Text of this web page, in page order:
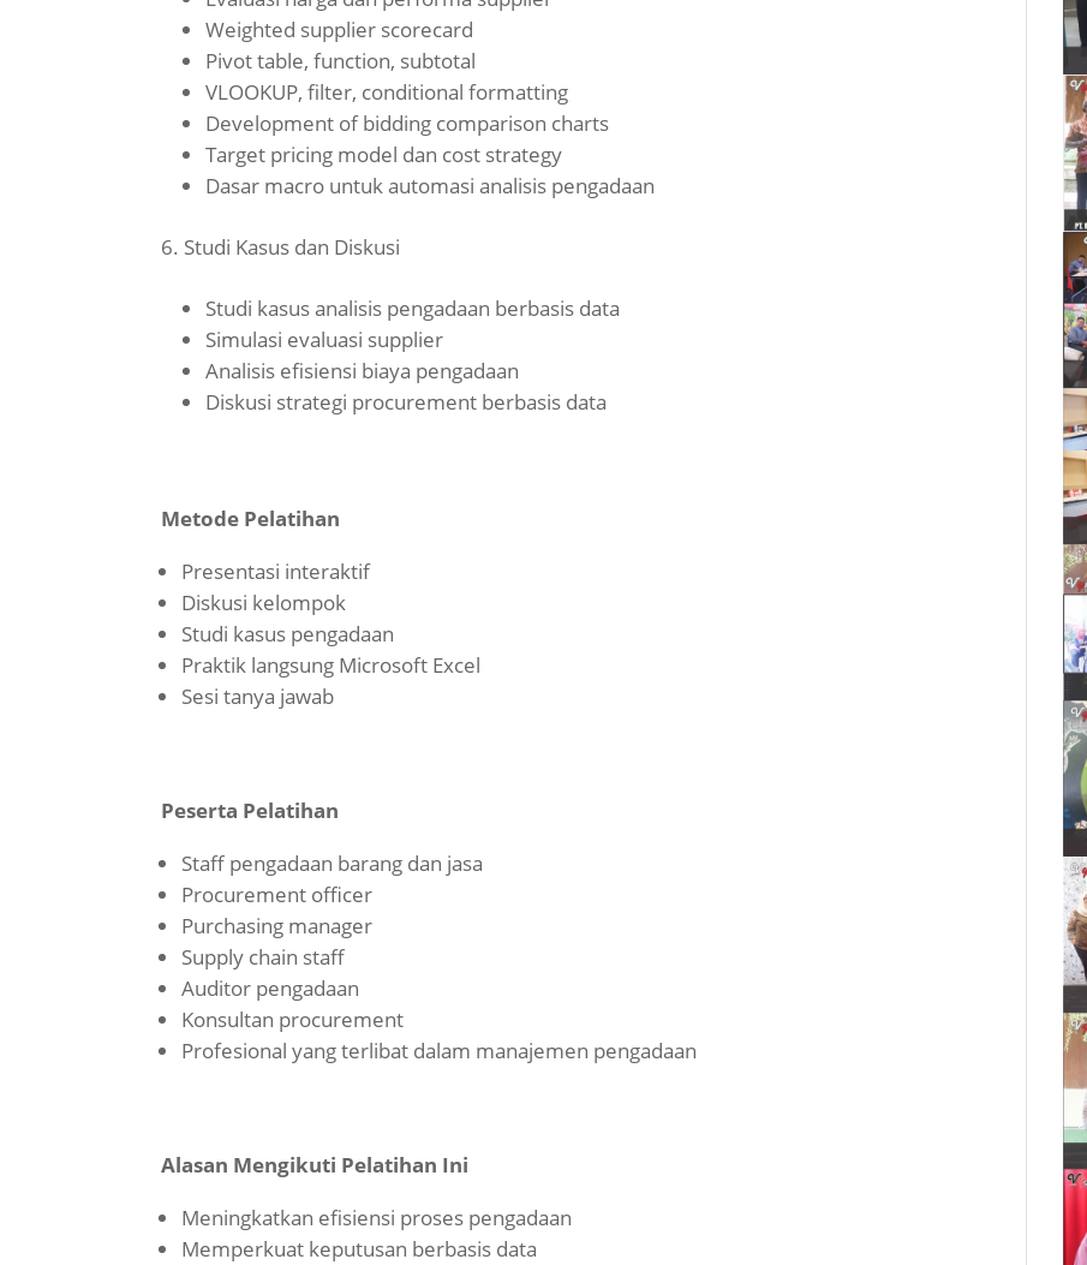
Weighted supplier scorecard
Pivot table, function, subtotal
VLOOKUP, filter, conditional formatting
Development of bidding comparison charts
Target pricing model dan cost strategy
Dasar macro untuk automasi analisis pengadaan
Studi Kasus dan Diskusi
Studi kasus analisis pengadaan berbasis data
Simulasi evaluasi supplier
Analisis efisiensi biaya pengadaan
Diskusi strategi procurement berbasis data
Metode Pelatihan
Presentasi interaktif
Diskusi kelompok
Studi kasus pengadaan
Praktik langsung Microsoft Excel
Sesi tanya jawab
Peserta Pelatihan
Staff pengadaan barang dan jasa
Procurement officer
Purchasing manager
Supply chain staff
Auditor pengadaan
Konsultan procurement
Profesional yang terlibat dalam manajemen pengadaan
Alasan Mengikuti Pelatihan Ini
Meningkatkan efisiensi proses pengadaan
Memperkuat keputusan berbasis data